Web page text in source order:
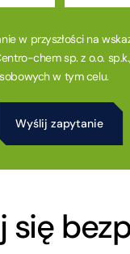
w przyszłości na
chem sp. z o.o.
w tym celu.
się